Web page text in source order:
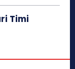
Timi